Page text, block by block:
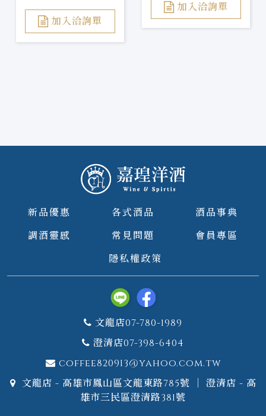
加入洽詢單
加入洽詢單
新品優惠 各式酒品
酒品事典
調酒靈感
常見問題
會員專區
隱私權政策
文龍店07-780-1989
澄清店07-398-6404
coffee820913@yahoo.com.tw
文龍店 - 高雄市鳳山區文龍東路785號 ｜ 澄清店 - 高
雄市三民區澄清路381號